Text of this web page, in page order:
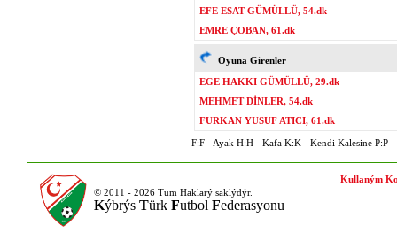
EFE ESAT GÜMÜLLÜ, 54.dk
EMRE ÇOBAN, 61.dk
Oyuna Girenler
EGE HAKKI GÜMÜLLÜ, 29.dk
MEHMET DİNLER, 54.dk
FURKAN YUSUF ATICI, 61.dk
F:F - Ayak H:H - Kafa K:K - Kendi Kalesine P:P -
© 2011 - 2026 Tüm Haklarý saklýdýr.
Kýbrýs Türk Futbol Federasyonu
Kullaným